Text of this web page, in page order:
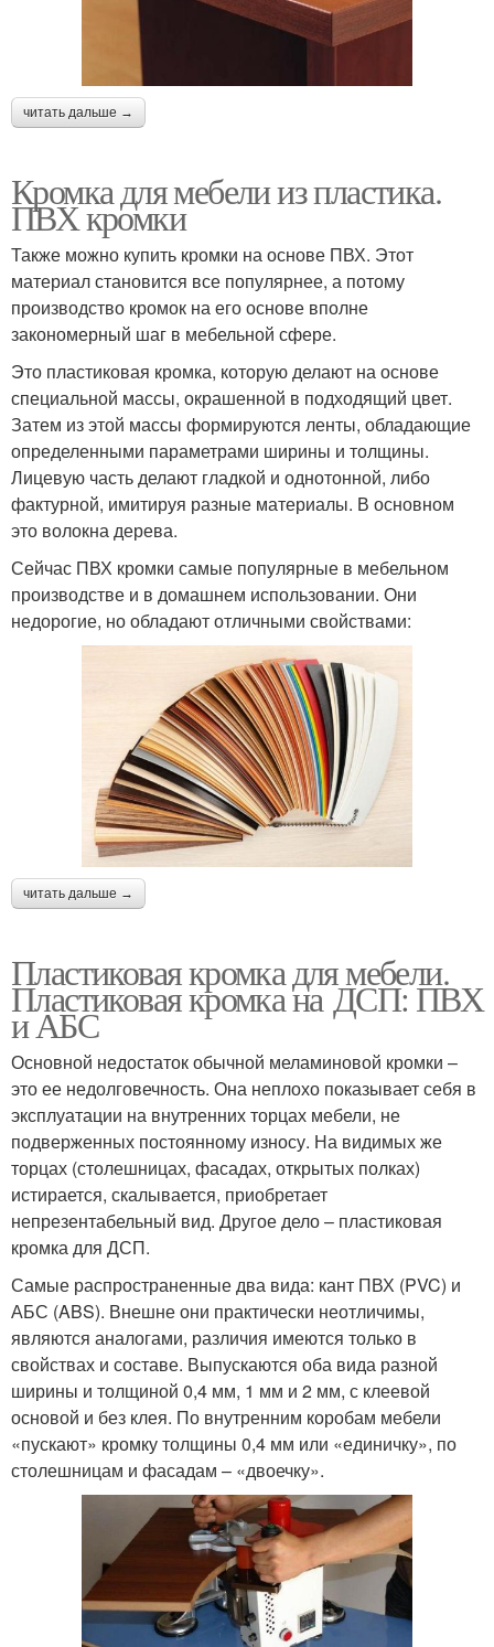
читать дальше →
Кромка для мебели из пластика.
ПВХ кромки
Также можно купить кромки на основе ПВХ. Этот
материал становится все популярнее, а потому
производство кромок на его основе вполне
закономерный шаг в мебельной сфере.
Это пластиковая кромка, которую делают на основе
специальной массы, окрашенной в подходящий цвет.
Затем из этой массы формируются ленты, обладающие
определенными параметрами ширины и толщины.
Лицевую часть делают гладкой и однотонной, либо
фактурной, имитируя разные материалы. В основном
это волокна дерева.
Сейчас ПВХ кромки самые популярные в мебельном
производстве и в домашнем использовании. Они
недорогие, но обладают отличными свойствами:
читать дальше →
Пластиковая кромка для мебели.
Пластиковая кромка на ДСП: ПВХ
и АБС
Основной недостаток обычной меламиновой кромки –
это ее недолговечность. Она неплохо показывает себя в
эксплуатации на внутренних торцах мебели, не
подверженных постоянному износу. На видимых же
торцах (столешницах, фасадах, открытых полках)
истирается, скалывается, приобретает
непрезентабельный вид. Другое дело – пластиковая
кромка для ДСП.
Самые распространенные два вида: кант ПВХ (PVC) и
АБС (ABS). Внешне они практически неотличимы,
являются аналогами, различия имеются только в
свойствах и составе. Выпускаются оба вида разной
ширины и толщиной 0,4 мм, 1 мм и 2 мм, с клеевой
основой и без клея. По внутренним коробам мебели
«пускают» кромку толщины 0,4 мм или «единичку», по
столешницам и фасадам – «двоечку».